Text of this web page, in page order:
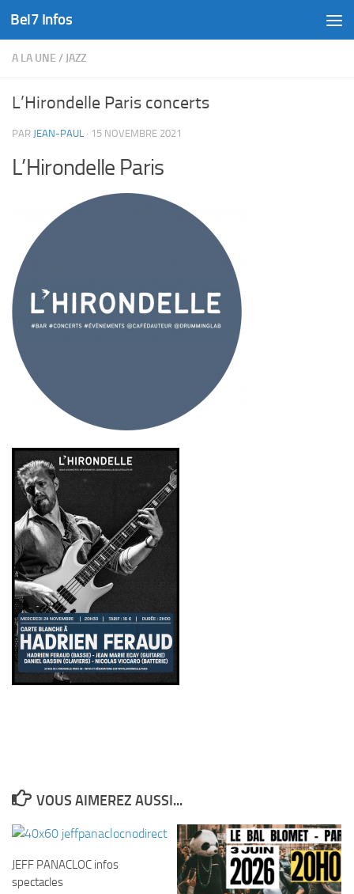
Skip to content
Bel7 Infos
A LA UNE / JAZZ
L’Hirondelle Paris concerts
PAR JEAN-PAUL · 15 NOVEMBRE 2021
L’Hirondelle Paris
VOUS AIMEREZ AUSSI...
JEFF PANACLOC infos
spectacles